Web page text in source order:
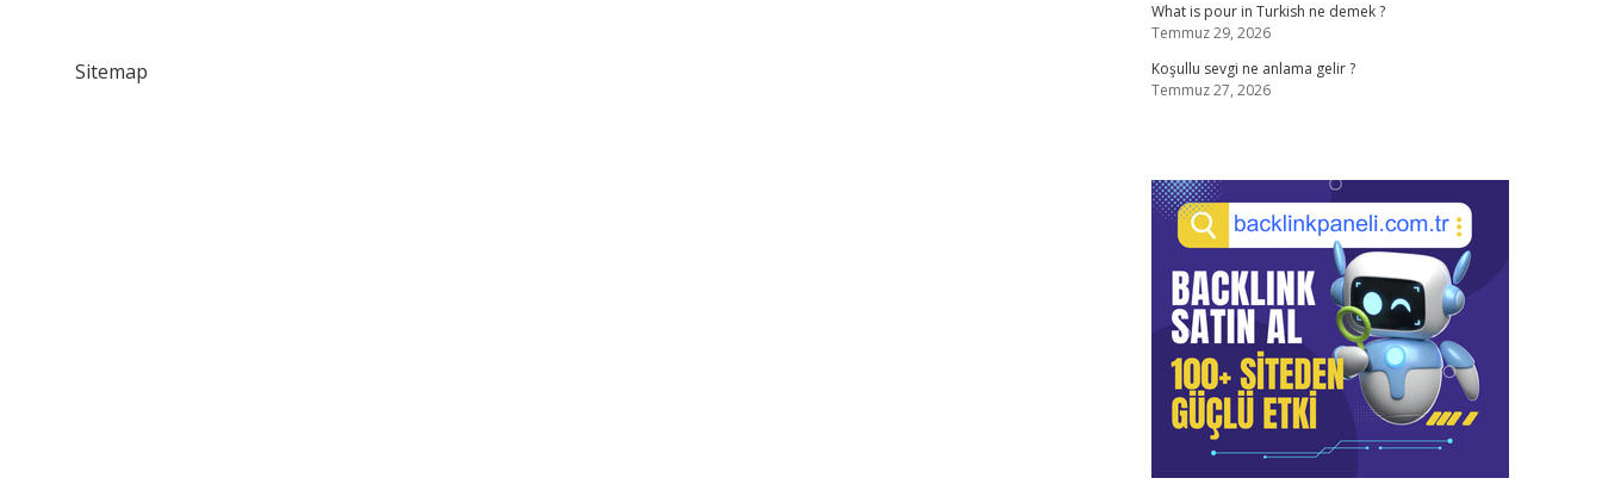
Sitemap
What is pour in Turkish ne demek ?
Temmuz 29, 2026
Koşullu sevgi ne anlama gelir ?
Temmuz 27, 2026